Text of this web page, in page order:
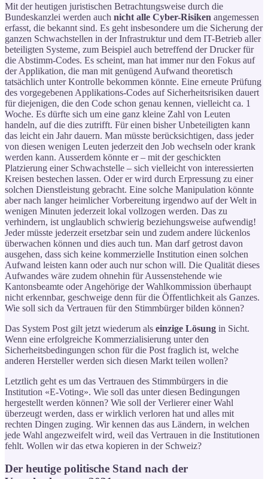
Mit der heutigen juristischen Betrachtungsweise durch die
Bundeskanzlei werden auch nicht alle Cyber-Risiken angemessen
erfasst, die bekannt sind. Es geht insbesondere um die Sicherung der
ganzen Schwachstellen in der Infrastruktur und dem IT-Betrieb aller
beteiligten Systeme, zum Beispiel auch betreffend der Drucker für
die Abstimm-Codes. Es scheint, man hat immer nur den Fokus auf
der Applikation, die man mit genügend Aufwand theoretisch
tatsächlich unter Kontrolle bekommen könnte. Eine erneute Prüfung
des vorgegebenen Applikations-Codes auf Sicherheitsrisiken dauert
für diejenigen, die den Code schon genau kennen, vielleicht ca. 1
Woche. Es dürfte sich um eine ganz kleine Zahl von Leuten
handeln, auf die dies zutrifft. Für einen bisher Unbeteiligten kann
das leicht ein Jahr dauern. Man müsste berücksichtigen, dass jeder
von diesen wenigen Leuten jederzeit den Job wechseln oder krank
werden kann. Ausserdem könnte er – mit der geschickten
Platzierung einer Schwachstelle – sich vielleicht von interessierten
Kreisen bestechen lassen. Oder er wird durch Erpressung zu einer
solchen Dienstleistung gebracht. Eine solche Manipulation könnte
aber nach langer heimlicher Vorbereitung irgendwo auf der Welt in
wenigen Minuten jederzeit lokal vollzogen werden. Das zu
verhindern, ist unglaublich schwierig beziehungsweise aufwendig!
Jeder müsste jederzeit ersetzbar sein und zudem andere lückenlos
überwachen können und dies auch tun. Man darf getrost davon
ausgehen, dass sich keine kommerzielle Institution einen solchen
Aufwand leisten kann oder auch nur schon will. Die Qualität dieses
Aufwandes wäre zudem ohnehin für Aussenstehende wie
Kantonsbeamte oder Angehörige der Wahlkommission überhaupt
nicht erkennbar, geschweige denn für die Öffentlichkeit als Ganzes.
Wie soll sich da Vertrauen für den Stimmbürger bilden können?
Das System Post gilt jetzt wiederum als einzige Lösung in Sicht.
Wenn eine erfolgreiche Kommerzialisierung unter den
Sicherheitsbedingungen schon für die Post fraglich ist, welche
anderen Hersteller werden sich diesen Markt teilen wollen?
Letztlich geht es um das Vertrauen des Stimmbürgers in die
Institution «E-Voting». Wie soll das unter diesen Bedingungen
hergestellt werden können? Wie soll der Verlierer einer Wahl
überzeugt werden, dass er wirklich verloren hat und alles mit
rechten Dingen zuging. Wir kennen das aus Ländern, in welchen
jede Wahl angezweifelt wird, weil das Vertrauen in die Institutionen
fehlt. Wollen wir das etwa kopieren in der Schweiz?
Der heutige politische Stand nach der